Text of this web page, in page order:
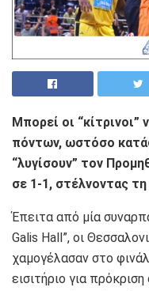
Μπορεί οι
πόντων, ωστόσο
“λυγίσουν” τον
σε 1-1, στέλνοντας τη
Έπειτα από μία
Galis Hall”, οι
χαμογέλασαν στο
εισιτήριο για